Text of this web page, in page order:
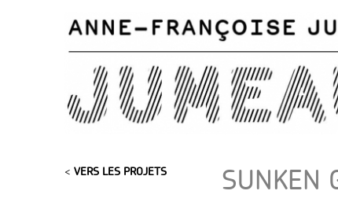
< VERS LES PROJETS SUNKEN